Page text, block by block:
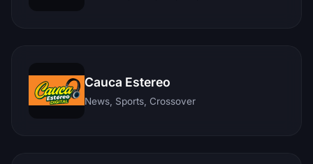
Cauca Estereo
News, Sports, Crossover